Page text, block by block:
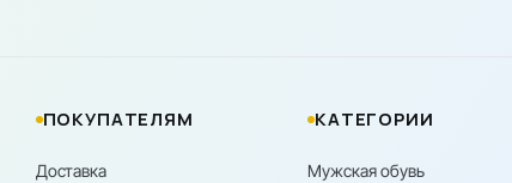
ПОКУПАТЕЛЯМ
Доставка
КАТЕГОРИИ
Мужская обувь